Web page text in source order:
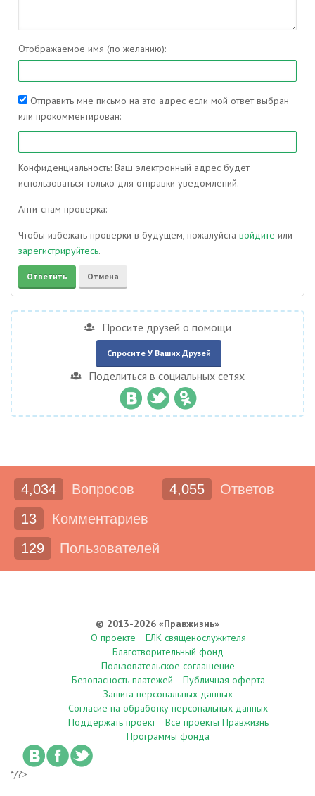
Отображаемое имя (по желанию):
Отправить мне письмо на это адрес если мой ответ выбран
или прокомментирован:
Конфиденциальность: Ваш электронный адрес будет
использоваться только для отправки уведомлений.
Анти-спам проверка:
Чтобы избежать проверки в будущем, пожалуйста войдите или
зарегистрируйтесь.
Просите друзей о помощи
Спросите У Ваших Друзей
Поделиться в социальных сетях
4,034 Вопросов 4,055
Ответов
13
Комментариев
129
Пользователей
© 2013-2026 «Правжизнь»
О проекте
ЕЛК священослужителя
Благотворительный фонд
Пользовательское соглашение
Безопасность платежей
Публичная оферта
Защита персональных данных
Согласие на обработку персональных данных
Поддержать проект
Все проекты Правжизнь
Программы фонда
*/?>